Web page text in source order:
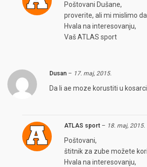
Poštovani Dušane,
proverite, ali mi mislimo
Hvala na interesovanju,
Vaš ATLAS sport
Dusan – 17. maj, 2015.
Da li ae moze korustiti u
ATLAS sport – 18. maj, 2015.
Poštovani,
štitnik za zube možete
Hvala na interesovanju,